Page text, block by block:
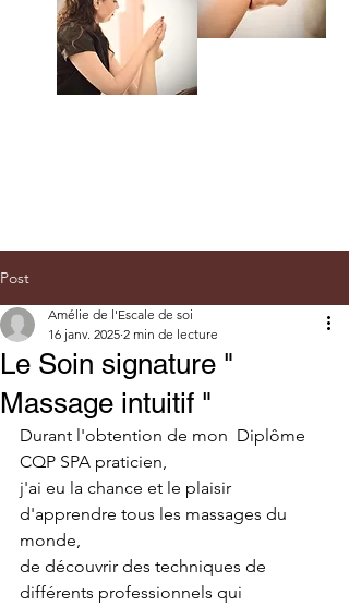
Post
Le Soin signature "
Massage intuitif "
Amélie de l'Escale de soi
16 janv. 2025 2 min de lecture
Durant l'obtention de mon  Diplôme
CQP SPA praticien,
j'ai eu la chance et le plaisir
d'apprendre tous les massages du
monde,
de découvrir des techniques de
différents professionnels qui